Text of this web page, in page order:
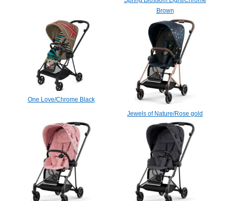
Brown
One Love/Chrome Black
Jewels of Nature/Rose gold